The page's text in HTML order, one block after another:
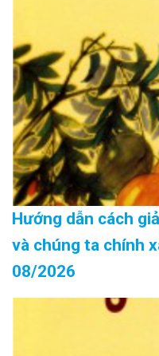
Hướng dẫn cách
và chúng ta chính
08/2026